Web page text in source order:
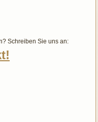
Schreiben Sie uns an: